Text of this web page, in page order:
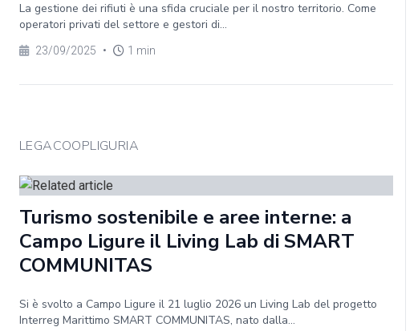
La gestione dei rifiuti è una sfida cruciale per il nostro territorio. Come
operatori privati del settore e gestori di...
23/09/2025 • 1 min
LEGACOOPLIGURIA
Turismo sostenibile e aree interne: a
Campo Ligure il Living Lab di SMART
COMMUNITAS
Si è svolto a Campo Ligure il 21 luglio 2026 un Living Lab del progetto
Interreg Marittimo SMART COMMUNITAS, nato dalla...